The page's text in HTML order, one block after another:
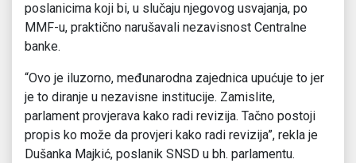
poslanicima koji bi, u slučaju njegovog usvajanja, po
MMF-u, praktično narušavali nezavisnost Centralne
banke.
“Ovo je iluzorno, međunarodna zajednica upućuje to jer
je to diranje u nezavisne institucije. Zamislite,
parlament provjerava kako radi revizija. Tačno postoji
propis ko može da provjeri kako radi revizija”, rekla je
Dušanka Majkić, poslanik SNSD u bh. parlamentu.